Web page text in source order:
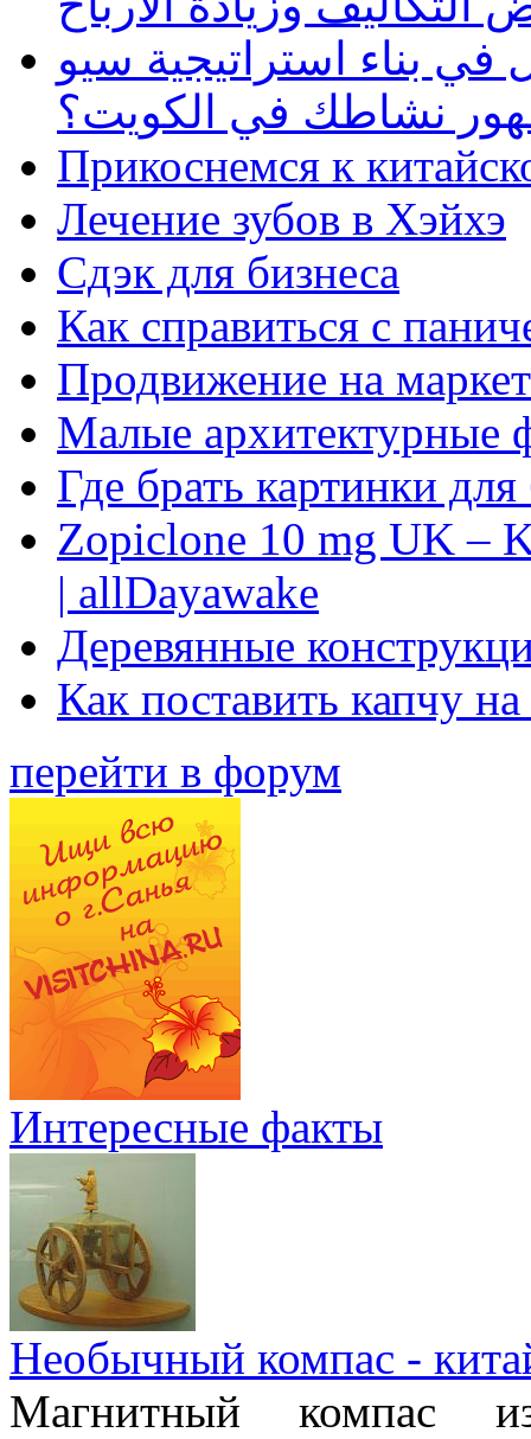
بناء استراتيجية سيو
نشاطك في الكويت؟
Прикоснемся к
Лечение зубов в Хэйхэ
Сдэк для бизнеса
Как справиться с
Продвижение на
Малые архитектурные
Где брать картинки
Zopiclone 10 mg UK –
| allDayawake
Деревянные
Как поставить капчу
перейти в форум
Интересные факты
Необычный компас -
Магнитный компас